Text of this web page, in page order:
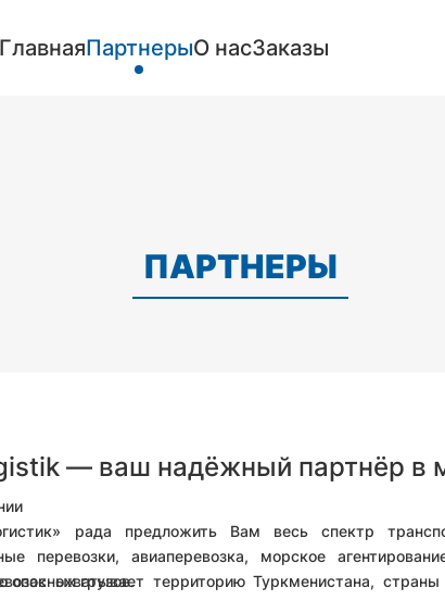
ГлавнаяПартнерыО насЗаказы
ПАРТНЕРЫ
— ваш надёжный партнёр в
рада предложить Вам весь спектр
перевозки, авиаперевозка, морское
опасных грузов.
охватывает территорию Туркменистана,